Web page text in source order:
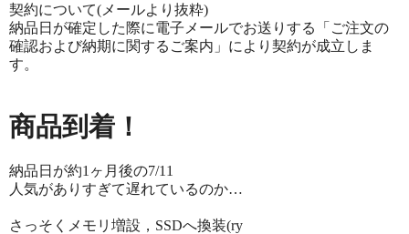
契約について(メールより抜粋)
納品日が確定した際に電子メールでお送りする「ご注文の
確認および納期に関するご案内」により契約が成立しま
す。
商品到着！
納品日が約1ヶ月後の7/11
人気がありすぎて遅れているのか…
さっそくメモリ増設，SSDへ換装(ry